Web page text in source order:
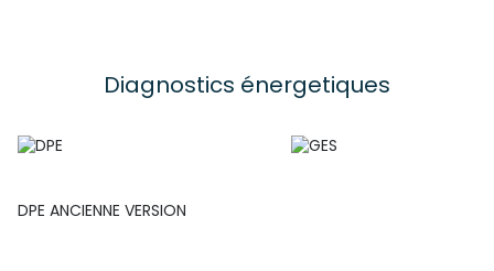
Diagnostics énergetiques
DPE ANCIENNE VERSION